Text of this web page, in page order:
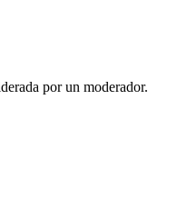
por un moderador.